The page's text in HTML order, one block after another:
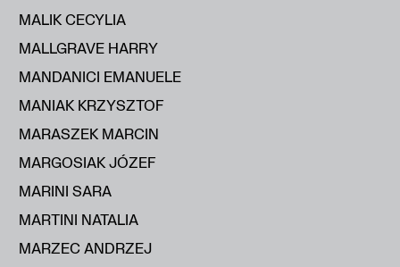
MALIK CECYLIA
MALLGRAVE HARRY
MANDANICI EMANUELE
MANIAK KRZYSZTOF
MARASZEK MARCIN
MARGOSIAK JÓZEF
MARINI SARA
MARTINI NATALIA
MARZEC ANDRZEJ